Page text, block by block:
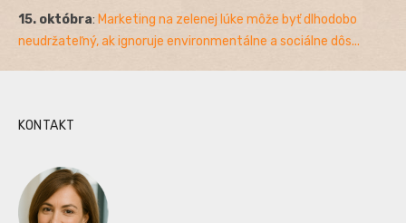
15. októbra: Marketing na zelenej lúke môže byť dlhodobo
neudržateľný, ak ignoruje environmentálne a sociálne dôs...
KONTAKT